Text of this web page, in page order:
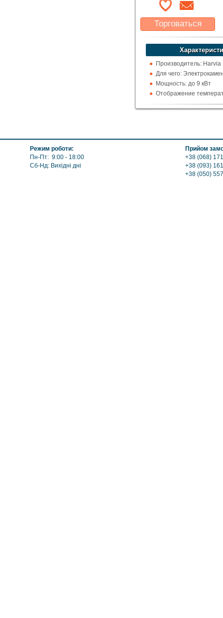
Торговаться
Какая цена Вас
устроит?
Указать цену
Производитель:
Для чего:
Мощность: до 9 кВт
Отображение
цельсия
Режим роботи:
Пн-Пт: 9:00 - 18:00
Сб-Нд: Вихідні дні
Прийом
+38 (068)
+38 (093)
+38 (050)